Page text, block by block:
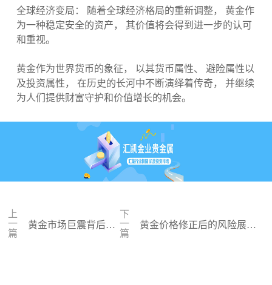
全球经济变局： 随着全球经济格局的重新调整， 黄金作
为一种稳定安全的资产， 其价值将会得到进一步的认可
和重视。
黄金作为世界货币的象征， 以其货币属性、 避险属性以
及投资属性， 在历史的长河中不断演绎着传奇， 并继续
为人们提供财富守护和价值增长的机会。
上
一
篇
黄金市场巨震背后，
下
一
篇
黄金价格修正后的风险展